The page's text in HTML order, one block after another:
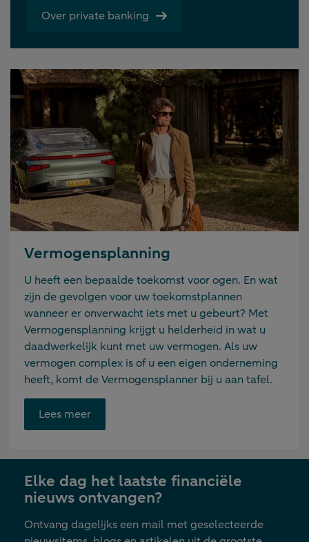
Over private banking
Vermogensplanning
U heeft een bepaalde toekomst voor ogen. En wat
zijn de gevolgen voor uw toekomstplannen
wanneer er onverwacht iets met u gebeurt? Met
Vermogensplanning krijgt u helderheid in wat u
daadwerkelijk kunt met uw vermogen. Als uw
vermogen complex is of u een eigen onderneming
heeft, komt de Vermogensplanner bij u aan tafel.
Lees meerOpent
link
nieuwe
tab
Elke dag het laatste financiële
nieuws ontvangen?
Ontvang dagelijks een mail met geselecteerde